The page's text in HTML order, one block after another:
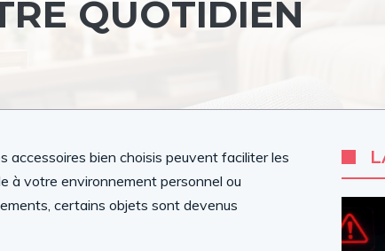
QUOTIDIEN
bien choisis peuvent faciliter les
à votre environnement personnel ou
certains objets sont devenus